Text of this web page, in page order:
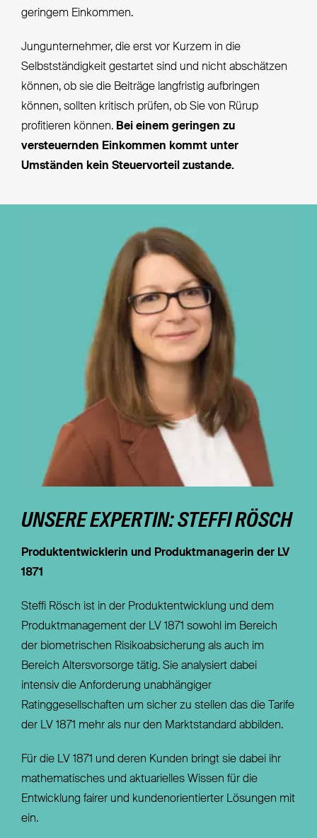
geringem Einkommen.
Jungunternehmer, die erst vor Kurzem in die
Selbstständigkeit gestartet sind und nicht abschätzen
können, ob sie die Beiträge langfristig aufbringen
können, sollten kritisch prüfen, ob Sie von Rürup
profitieren können. Bei einem geringen zu
versteuernden Einkommen kommt unter
Umständen kein Steuervorteil zustande.
UNSERE EXPERTIN: STEFFI RÖSCH
Produktentwicklerin und Produktmanagerin der LV
1871
Steffi Rösch ist in der Produktentwicklung und dem
Produktmanagement der LV 1871 sowohl im Bereich
der biometrischen Risikoabsicherung als auch im
Bereich Altersvorsorge tätig. Sie analysiert dabei
intensiv die Anforderung unabhängiger
Ratinggesellschaften um sicher zu stellen das die Tarife
der LV 1871 mehr als nur den Marktstandard abbilden.
Für die LV 1871 und deren Kunden bringt sie dabei ihr
mathematisches und aktuarielles Wissen für die
Entwicklung fairer und kundenorientierter Lösungen mit
ein.